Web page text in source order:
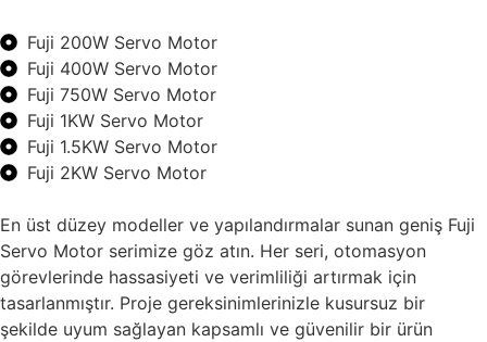
Fuji 200W Servo Motor
Fuji 400W Servo Motor
Fuji 750W Servo Motor
Fuji 1KW Servo Motor
Fuji 1.5KW Servo Motor
Fuji 2KW Servo Motor
En üst düzey modeller ve yapılandırmalar sunan geniş Fuji
Servo Motor serimize göz atın. Her seri, otomasyon
görevlerinde hassasiyeti ve verimliliği artırmak için
tasarlanmıştır. Proje gereksinimlerinizle kusursuz bir
şekilde uyum sağlayan kapsamlı ve güvenilir bir ürün